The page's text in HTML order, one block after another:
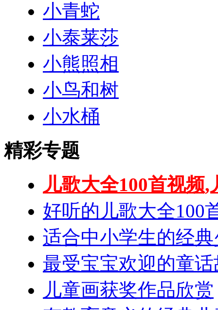
小青蛇
小泰莱莎
小熊照相
小鸟和树
小水桶
精彩专题
儿歌大全100首视频
好听的儿歌大全100
适合中小学生的经
最受宝宝欢迎的童
儿童画获奖作品欣赏